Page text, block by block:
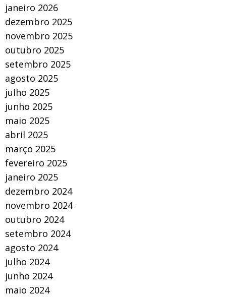
janeiro 2026
dezembro 2025
novembro 2025
outubro 2025
setembro 2025
agosto 2025
julho 2025
junho 2025
maio 2025
abril 2025
março 2025
fevereiro 2025
janeiro 2025
dezembro 2024
novembro 2024
outubro 2024
setembro 2024
agosto 2024
julho 2024
junho 2024
maio 2024